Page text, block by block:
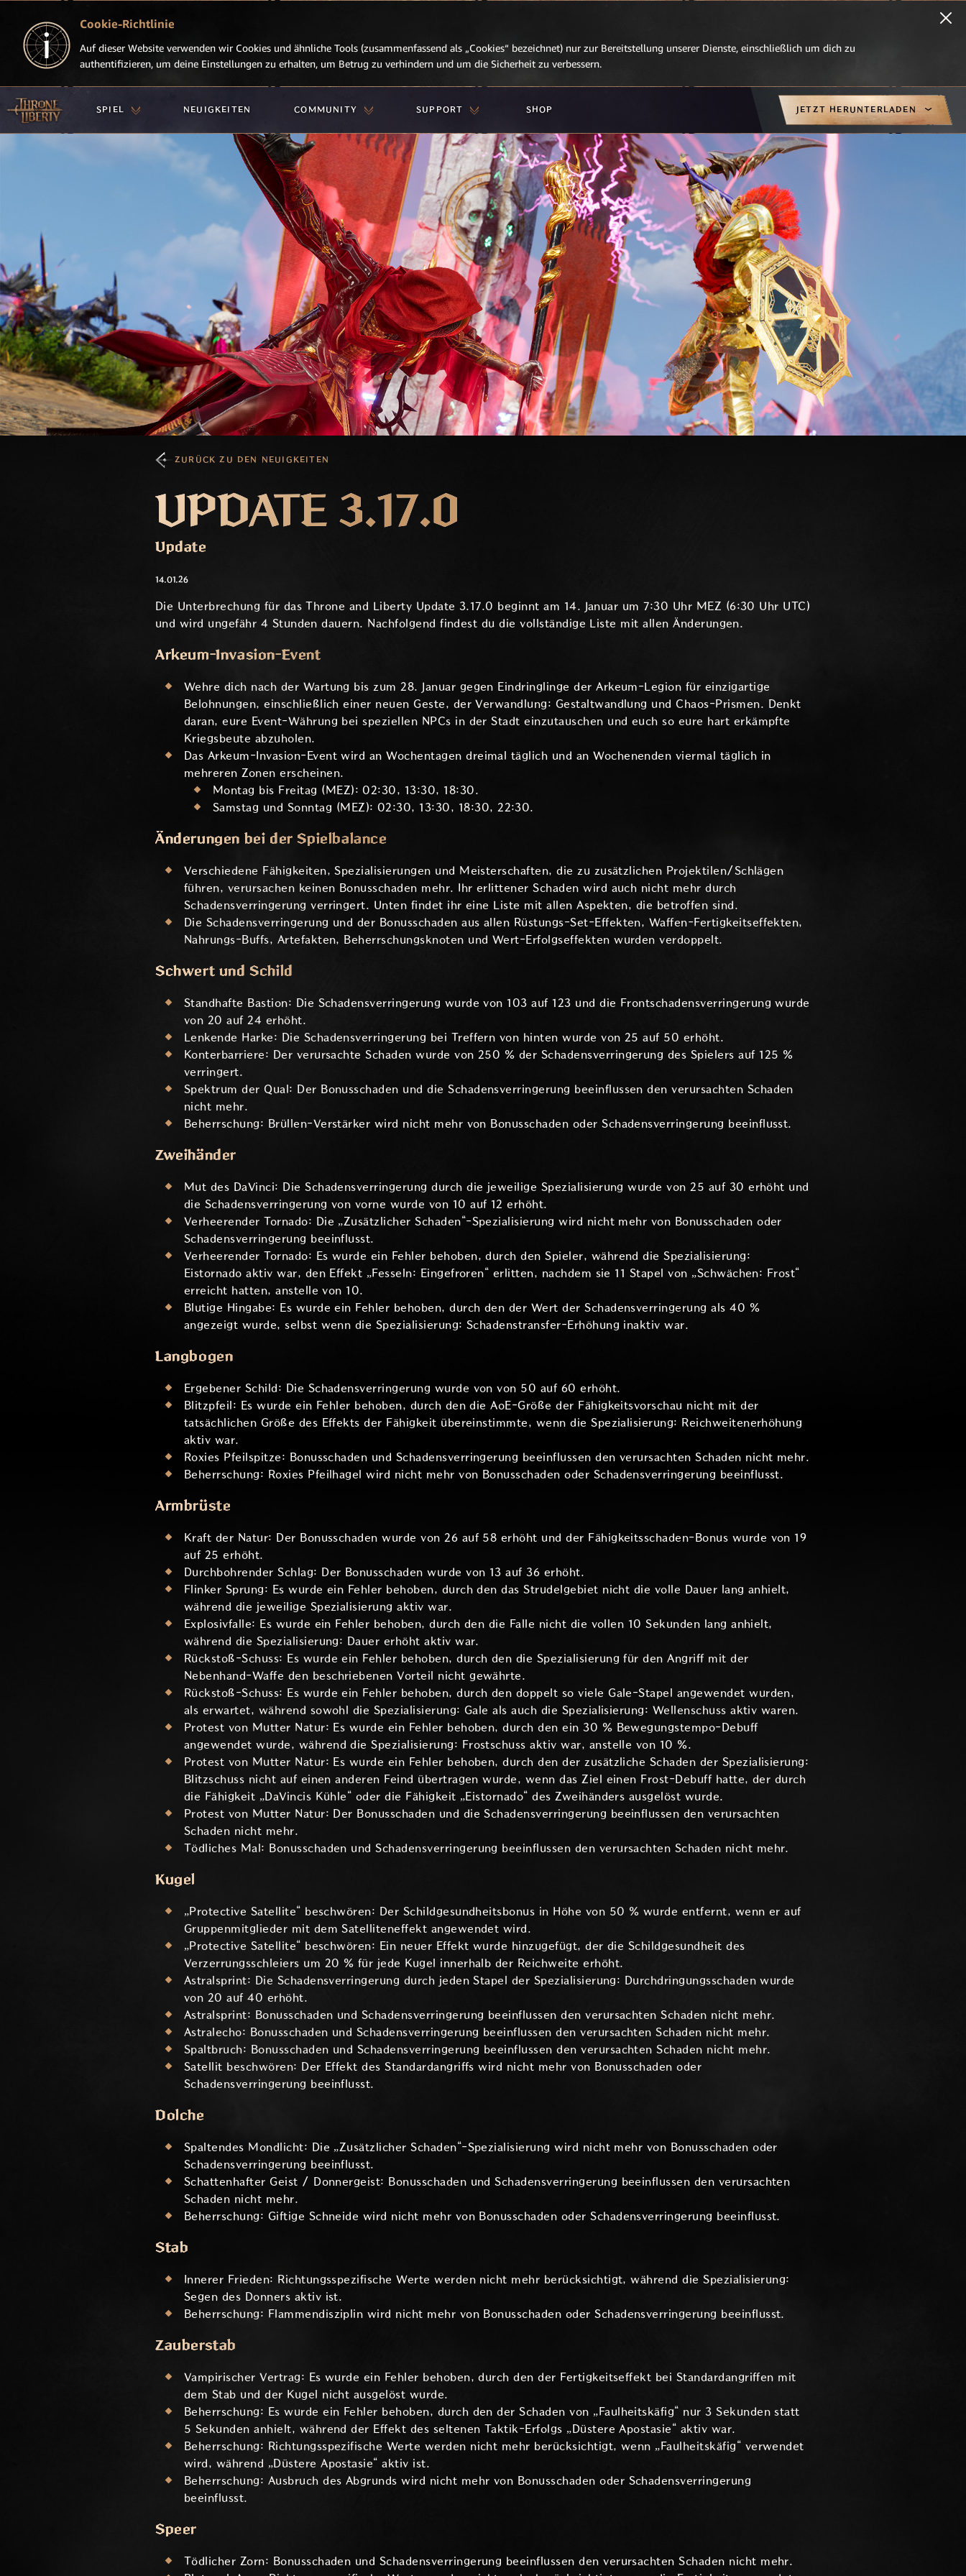
Cookie-Richtlinie
Auf dieser Website verwenden wir Cookies und ähnliche Tools (zusammenfassend als „Cookies“ bezeichnet) nur zur Bereitstellung unserer Dienste, einschließlich um dich zu
authentifizieren, um deine Einstellungen zu erhalten, um Betrug zu verhindern und um die Sicherheit zu verbessern.
SPIEL NEUIGKEITEN COMMUNITY SUPPORT SHOP JETZT HERUNTERLADEN
ZURÜCK ZU DEN NEUIGKEITEN
UPDATE 3.17.0
Update
14.01.26
Die Unterbrechung für das Throne and Liberty Update 3.17.0 beginnt am 14. Januar um 7:30 Uhr MEZ (6:30 Uhr UTC)
und wird ungefähr 4 Stunden dauern. Nachfolgend findest du die vollständige Liste mit allen Änderungen.
Arkeum-Invasion-Event
Wehre dich nach der Wartung bis zum 28. Januar gegen Eindringlinge der Arkeum-Legion für einzigartige
Belohnungen, einschließlich einer neuen Geste, der Verwandlung: Gestaltwandlung und Chaos-Prismen. Denkt
daran, eure Event-Währung bei speziellen NPCs in der Stadt einzutauschen und euch so eure hart erkämpfte
Kriegsbeute abzuholen.
Das Arkeum-Invasion-Event wird an Wochentagen dreimal täglich und an Wochenenden viermal täglich in
mehreren Zonen erscheinen.
Montag bis Freitag (MEZ): 02:30, 13:30, 18:30.
Samstag und Sonntag (MEZ): 02:30, 13:30, 18:30, 22:30.
Änderungen bei der Spielbalance
Verschiedene Fähigkeiten, Spezialisierungen und Meisterschaften, die zu zusätzlichen Projektilen/Schlägen
führen, verursachen keinen Bonusschaden mehr. Ihr erlittener Schaden wird auch nicht mehr durch
Schadensverringerung verringert. Unten findet ihr eine Liste mit allen Aspekten, die betroffen sind.
Die Schadensverringerung und der Bonusschaden aus allen Rüstungs-Set-Effekten, Waffen-Fertigkeitseffekten,
Nahrungs-Buffs, Artefakten, Beherrschungsknoten und Wert-Erfolgseffekten wurden verdoppelt.
Schwert und Schild
Standhafte Bastion: Die Schadensverringerung wurde von 103 auf 123 und die Frontschadensverringerung wurde
von 20 auf 24 erhöht.
Lenkende Harke: Die Schadensverringerung bei Treffern von hinten wurde von 25 auf 50 erhöht.
Konterbarriere: Der verursachte Schaden wurde von 250 % der Schadensverringerung des Spielers auf 125 %
verringert.
Spektrum der Qual: Der Bonusschaden und die Schadensverringerung beeinflussen den verursachten Schaden
nicht mehr.
Beherrschung: Brüllen-Verstärker wird nicht mehr von Bonusschaden oder Schadensverringerung beeinflusst.
Zweihänder
Mut des DaVinci: Die Schadensverringerung durch die jeweilige Spezialisierung wurde von 25 auf 30 erhöht und
die Schadensverringerung von vorne wurde von 10 auf 12 erhöht.
Verheerender Tornado: Die „Zusätzlicher Schaden“-Spezialisierung wird nicht mehr von Bonusschaden oder
Schadensverringerung beeinflusst.
Verheerender Tornado: Es wurde ein Fehler behoben, durch den Spieler, während die Spezialisierung:
Eistornado aktiv war, den Effekt „Fesseln: Eingefroren“ erlitten, nachdem sie 11 Stapel von „Schwächen: Frost“
erreicht hatten, anstelle von 10.
Blutige Hingabe: Es wurde ein Fehler behoben, durch den der Wert der Schadensverringerung als 40 %
angezeigt wurde, selbst wenn die Spezialisierung: Schadenstransfer-Erhöhung inaktiv war.
Langbogen
Ergebener Schild: Die Schadensverringerung wurde von von 50 auf 60 erhöht.
Blitzpfeil: Es wurde ein Fehler behoben, durch den die AoE-Größe der Fähigkeitsvorschau nicht mit der
tatsächlichen Größe des Effekts der Fähigkeit übereinstimmte, wenn die Spezialisierung: Reichweitenerhöhung
aktiv war.
Roxies Pfeilspitze: Bonusschaden und Schadensverringerung beeinflussen den verursachten Schaden nicht mehr.
Beherrschung: Roxies Pfeilhagel wird nicht mehr von Bonusschaden oder Schadensverringerung beeinflusst.
Armbrüste
Kraft der Natur: Der Bonusschaden wurde von 26 auf 58 erhöht und der Fähigkeitsschaden-Bonus wurde von 19
auf 25 erhöht.
Durchbohrender Schlag: Der Bonusschaden wurde von 13 auf 36 erhöht.
Flinker Sprung: Es wurde ein Fehler behoben, durch den das Strudelgebiet nicht die volle Dauer lang anhielt,
während die jeweilige Spezialisierung aktiv war.
Explosivfalle: Es wurde ein Fehler behoben, durch den die Falle nicht die vollen 10 Sekunden lang anhielt,
während die Spezialisierung: Dauer erhöht aktiv war.
Rückstoß-Schuss: Es wurde ein Fehler behoben, durch den die Spezialisierung für den Angriff mit der
Nebenhand-Waffe den beschriebenen Vorteil nicht gewährte.
Rückstoß-Schuss: Es wurde ein Fehler behoben, durch den doppelt so viele Gale-Stapel angewendet wurden,
als erwartet, während sowohl die Spezialisierung: Gale als auch die Spezialisierung: Wellenschuss aktiv waren.
Protest von Mutter Natur: Es wurde ein Fehler behoben, durch den ein 30 % Bewegungstempo-Debuff
angewendet wurde, während die Spezialisierung: Frostschuss aktiv war, anstelle von 10 %.
Protest von Mutter Natur: Es wurde ein Fehler behoben, durch den der zusätzliche Schaden der Spezialisierung:
Blitzschuss nicht auf einen anderen Feind übertragen wurde, wenn das Ziel einen Frost-Debuff hatte, der durch
die Fähigkeit „DaVincis Kühle“ oder die Fähigkeit „Eistornado“ des Zweihänders ausgelöst wurde.
Protest von Mutter Natur: Der Bonusschaden und die Schadensverringerung beeinflussen den verursachten
Schaden nicht mehr.
Tödliches Mal: Bonusschaden und Schadensverringerung beeinflussen den verursachten Schaden nicht mehr.
Kugel
„Protective Satellite“ beschwören: Der Schildgesundheitsbonus in Höhe von 50 % wurde entfernt, wenn er auf
Gruppenmitglieder mit dem Satelliteneffekt angewendet wird.
„Protective Satellite“ beschwören: Ein neuer Effekt wurde hinzugefügt, der die Schildgesundheit des
Verzerrungsschleiers um 20 % für jede Kugel innerhalb der Reichweite erhöht.
Astralsprint: Die Schadensverringerung durch jeden Stapel der Spezialisierung: Durchdringungsschaden wurde
von 20 auf 40 erhöht.
Astralsprint: Bonusschaden und Schadensverringerung beeinflussen den verursachten Schaden nicht mehr.
Astralecho: Bonusschaden und Schadensverringerung beeinflussen den verursachten Schaden nicht mehr.
Spaltbruch: Bonusschaden und Schadensverringerung beeinflussen den verursachten Schaden nicht mehr.
Satellit beschwören: Der Effekt des Standardangriffs wird nicht mehr von Bonusschaden oder
Schadensverringerung beeinflusst.
Dolche
Spaltendes Mondlicht: Die „Zusätzlicher Schaden“-Spezialisierung wird nicht mehr von Bonusschaden oder
Schadensverringerung beeinflusst.
Schattenhafter Geist / Donnergeist: Bonusschaden und Schadensverringerung beeinflussen den verursachten
Schaden nicht mehr.
Beherrschung: Giftige Schneide wird nicht mehr von Bonusschaden oder Schadensverringerung beeinflusst.
Stab
Innerer Frieden: Richtungsspezifische Werte werden nicht mehr berücksichtigt, während die Spezialisierung:
Segen des Donners aktiv ist.
Beherrschung: Flammendisziplin wird nicht mehr von Bonusschaden oder Schadensverringerung beeinflusst.
Zauberstab
Vampirischer Vertrag: Es wurde ein Fehler behoben, durch den der Fertigkeitseffekt bei Standardangriffen mit
dem Stab und der Kugel nicht ausgelöst wurde.
Beherrschung: Es wurde ein Fehler behoben, durch den der Schaden von „Faulheitskäfig“ nur 3 Sekunden statt
5 Sekunden anhielt, während der Effekt des seltenen Taktik-Erfolgs „Düstere Apostasie“ aktiv war.
Beherrschung: Richtungsspezifische Werte werden nicht mehr berücksichtigt, wenn „Faulheitskäfig“ verwendet
wird, während „Düstere Apostasie“ aktiv ist.
Beherrschung: Ausbruch des Abgrunds wird nicht mehr von Bonusschaden oder Schadensverringerung
beeinflusst.
Speer
Tödlicher Zorn: Bonusschaden und Schadensverringerung beeinflussen den verursachten Schaden nicht mehr.